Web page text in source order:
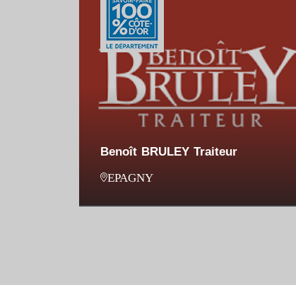
Benoît BRULEY Traiteur
EPAGNY